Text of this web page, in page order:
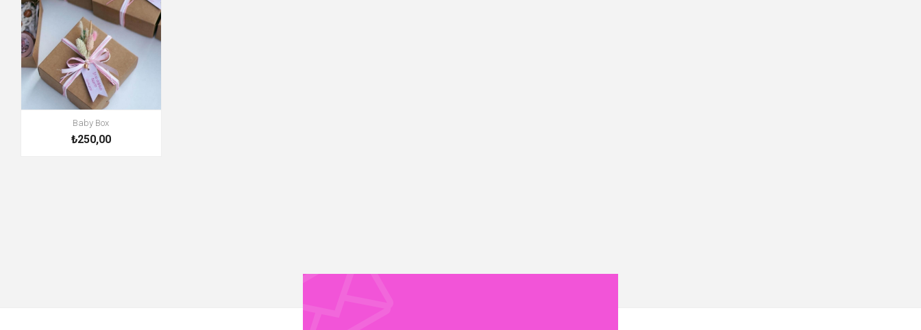
Baby Box
₺250,00